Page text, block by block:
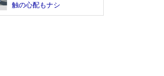
触の心配もナシ